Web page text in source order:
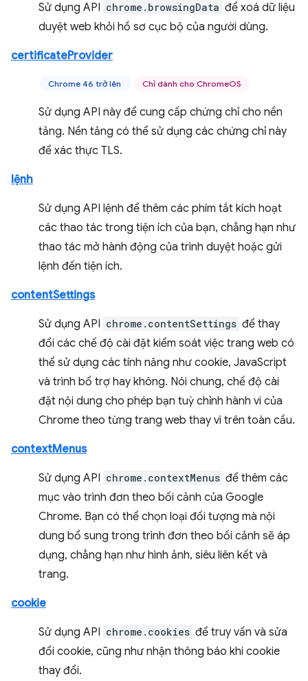
Sử dụng API chrome.browsingData để xoá dữ liệu
duyệt web khỏi hồ sơ cục bộ của người dùng.
certificateProvider
Chrome 46 trở lên Chỉ dành cho ChromeOS
Sử dụng API này để cung cấp chứng chỉ cho nền
tảng. Nền tảng có thể sử dụng các chứng chỉ này
để xác thực TLS.
lệnh
Sử dụng API lệnh để thêm các phím tắt kích hoạt
các thao tác trong tiện ích của bạn, chẳng hạn như
thao tác mở hành động của trình duyệt hoặc gửi
lệnh đến tiện ích.
contentSettings
Sử dụng API chrome.contentSettings để thay
đổi các chế độ cài đặt kiểm soát việc trang web có
thể sử dụng các tính năng như cookie, JavaScript
và trình bổ trợ hay không. Nói chung, chế độ cài
đặt nội dung cho phép bạn tuỳ chỉnh hành vi của
Chrome theo từng trang web thay vì trên toàn cầu.
contextMenus
Sử dụng API chrome.contextMenus để thêm các
mục vào trình đơn theo bối cảnh của Google
Chrome. Bạn có thể chọn loại đối tượng mà nội
dung bổ sung trong trình đơn theo bối cảnh sẽ áp
dụng, chẳng hạn như hình ảnh, siêu liên kết và
trang.
cookie
Sử dụng API chrome.cookies để truy vấn và sửa
đổi cookie, cũng như nhận thông báo khi cookie
thay đổi.